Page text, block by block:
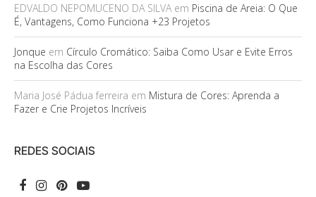
EDVALDO NEPOMUCENO DA SILVAem Piscina de Areia: O Que
É, Vantagens, Como Funciona +23 Projetos
Jonque em Círculo Cromático: Saiba Como Usar e Evite Erros
na Escolha das Cores
Maria José Pádua ferreira em Mistura de Cores: Aprenda a
Fazer e Crie Projetos Incríveis
REDES SOCIAIS